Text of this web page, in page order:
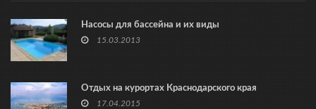
Насосы для бассейна и их виды
15.03.2013
Отдых на курортах Краснодарского края
17.04.2015